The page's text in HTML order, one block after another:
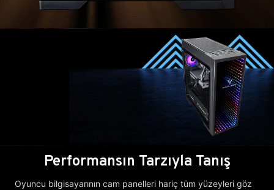
Performansın Tarzıyla Tanış
Oyuncu bilgisayarının cam panelleri hariç tüm yüzeyleri göz